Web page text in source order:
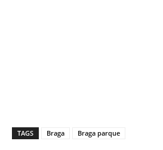
TAGS Braga Braga parque